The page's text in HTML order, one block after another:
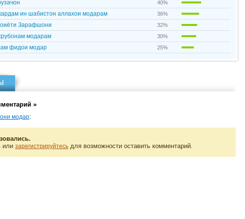
40%
ин шабистон аллахои модарам
36%
Зарафшони
32%
модарам
30%
фидои модар 25%
»
модар:
или зарегистрируйтесь для возможности оставить комментарий.